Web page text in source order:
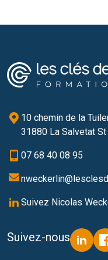
10 chemin de la
31880 La Salvetat
07 68 40 08 95
Suivez Nicolas
Suivez-nous